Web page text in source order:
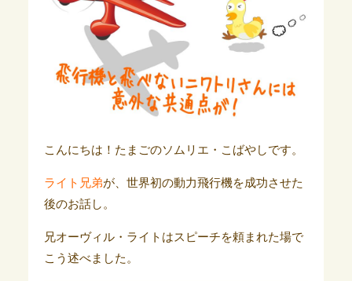
こんにちは！たまごのソムリエ・こばやしです。
ライト兄弟が、世界初の動力飛行機を成功させた
後のお話し。
兄オーヴィル・ライトはスピーチを頼まれた場で
こう述べました。